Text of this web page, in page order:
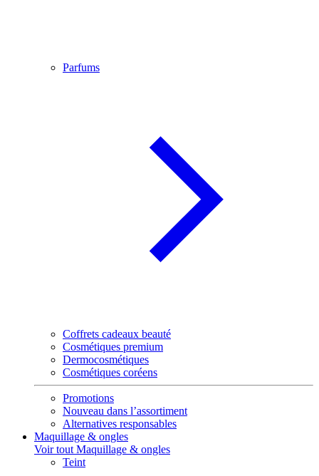
Parfums
Coffrets cadeaux beauté
Cosmétiques premium
Dermocosmétiques
Cosmétiques coréens
Promotions
Nouveau dans l’assortiment
Alternatives responsables
Maquillage & ongles
Voir tout Maquillage & ongles
Teint